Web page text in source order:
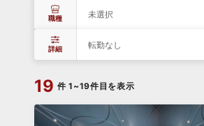
職種 未選択
詳細 転勤なし
19 件 1~19件目を表示